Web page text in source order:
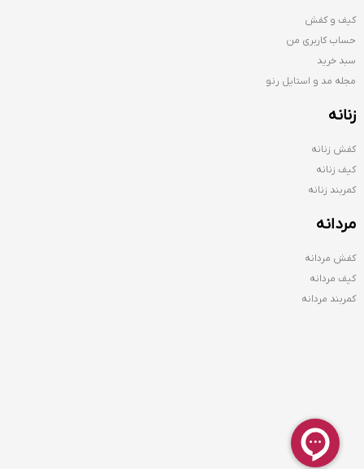
کیف و کفش
حساب کاربری من
سبد خرید
مجله مد و استایل رنو
زنانه
کفش زنانه
کیف زنانه
کمربند زنانه
مردانه
کفش مردانه
کیف مردانه
کمربند مردانه